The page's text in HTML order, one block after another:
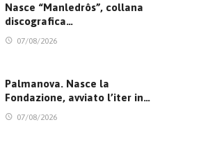
Nasce “Manledrôs”, collana
discografica…
07/08/2026
Palmanova. Nasce la
Fondazione, avviato l’iter in…
07/08/2026